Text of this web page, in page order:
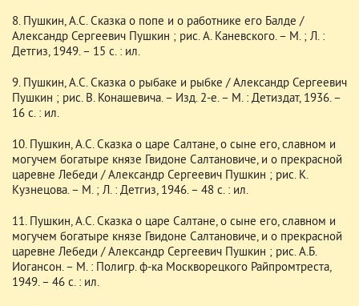
8. Пушкин, А.С. Сказка о попе и о работнике его Балде /
Александр Сергеевич Пушкин ; рис. А. Каневского. – М. ; Л. :
Детгиз, 1949. – 15 с. : ил.
9. Пушкин, А.С. Сказка о рыбаке и рыбке / Александр Сергеевич
Пушкин ; рис. В. Конашевича. – Изд. 2-е. – М. : Детиздат, 1936. –
16 с. : ил.
10. Пушкин, А.С. Сказка о царе Салтане, о сыне его, славном и
могучем богатыре князе Гвидоне Салтановиче, и о прекрасной
царевне Лебеди / Александр Сергеевич Пушкин ; рис. К.
Кузнецова. – М. ; Л. : Детгиз, 1946. – 48 с. : ил.
11. Пушкин, А.С. Сказка о царе Салтане, о сыне его, славном и
могучем богатыре князе Гвидоне Салтановиче, и о прекрасной
царевне Лебеди / Александр Сергеевич Пушкин ; рис. А.Б.
Иогансон. – М. : Полигр. ф-ка Москворецкого Райпромтреста,
1949. – 46 с. : ил.